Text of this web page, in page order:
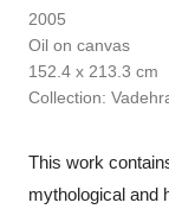
2005
Oil on canvas
152.4 x 213.3 cm
Collection:
This work
mythological and